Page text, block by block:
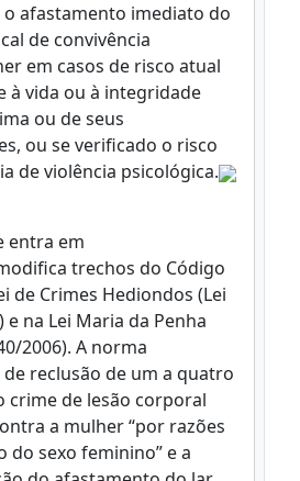
afastamento imediato do
de convivência
em casos de risco atual
à vida ou à integridade
ou de seus
ou se verificado o risco
de violência psicológica.
entra em
trechos do Código
de Crimes Hediondos (Lei
e na Lei Maria da Penha
2006). A norma
reclusão de um a quatro
crime de lesão corporal
a mulher “por razões
do sexo feminino” e a